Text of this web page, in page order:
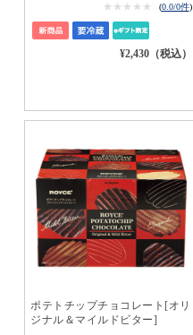
★★★★★
★★★★★ (0.0/0件)
¥2,430（税込）
ポテトチップチョコレート[オリ
ジナル＆マイルドビター]